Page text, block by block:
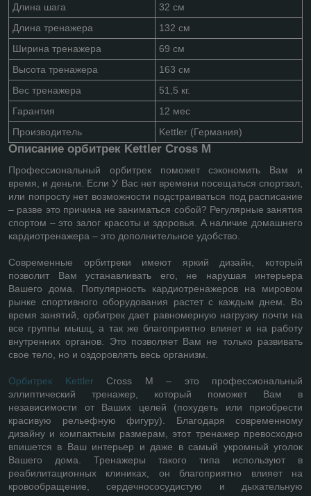
Длина шага
32 см
Длина тренажера
132 см
Ширина тренажера
69 см
Высота тренажера
163 см
Вес тренажера
51,5 кг.
Гарантия
12 мес
Производитель
Kettler (Германия)
Описание орбитрек Kettler Cross M
Профессиональный орбитрек поможет сэкономить Вам и
время, и деньги. Если У Вас нет времени посещаться спортзал,
или попросту нет возможности подстраиваться под расписание
– разве это причина не заниматься собой? Регулярные занятия
спортом – это залог красоты и здоровья. А наличие домашнего
кардиотренажера – это дополнительное удобство.
Современные орбитреки имеют яркий дизайн, который
позволит Вам устанавливать его, не нарушая интерьера
Вашего дома. Популярность кардиотренажеров на мировом
рынке спортивного оборудования растет с каждым днем. Во
время занятий, орбитрек дает равномерную нагрузку почти на
все группы мышц, а так же благоприятно влияет и на работу
внутренних органов. Это позволяет Вам не только развивать
свое тело, но и оздоровлять весь организм.
Орбитрек KettlerCross M – это профессиональный
эллиптический тренажер, который поможет Вам в
независимости от Ваших целей (похудеть или приобрести
красивую рельефную фигуру). Благодаря современному
дизайну и компактным размерам, этот тренажер превосходно
впишется в Ваш интерьер и даже в самый укромный уголок
Вашего дома. Тренажеры такого типа используют в
реабилитационных клиниках, он благоприятно влияет на
кровообращение, сердечнососудистую и дыхательную